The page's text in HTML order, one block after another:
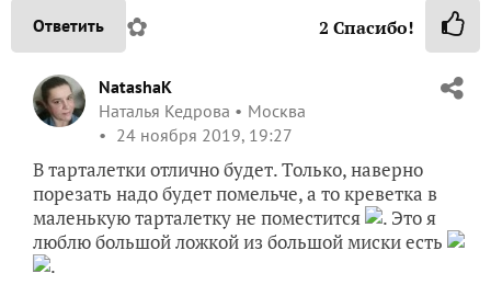
Ответить ✿ 2 Спасибо!
NatashaK
Наталья Кедрова
Москва
24 ноября 2019, 19:27
В тарталетки отлично будет. Только, наверно
порезать надо будет помельче, а то креветка в
маленькую тарталетку не поместится
. Это я
люблю большой ложкой из большой миски есть
.